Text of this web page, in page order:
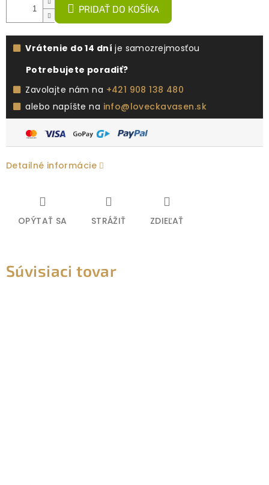
PRIDAŤ DO KOŠÍKA
Vrátenie do 14 dní je samozrejmosťou
Potrebujete poradiť?
Zavolajte nám na +421 908 138 480
alebo napíšte na info@loveckavasen.sk
Detailné informácie
OPÝTAŤ SA STRÁŽIŤ ZDIEĽAŤ
Súvisiaci tovar